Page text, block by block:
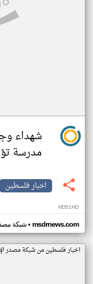
شهداء
مدرسة
اخبار فلسطين
HD51HD
شبكة مصدر• msdrnews.com
اخبار فلسطين من شبكة مصدر